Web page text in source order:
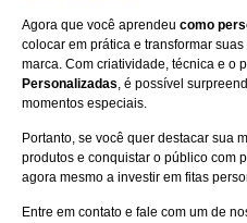
Agora que você aprendeu como
colocar em prática e transformar
marca. Com criatividade, técnica e o
Personalizadas , é possível
momentos especiais.
Portanto, se você quer destacar sua
produtos e conquistar o público com
agora mesmo a investir em fitas
Entre em contato e fale com um de